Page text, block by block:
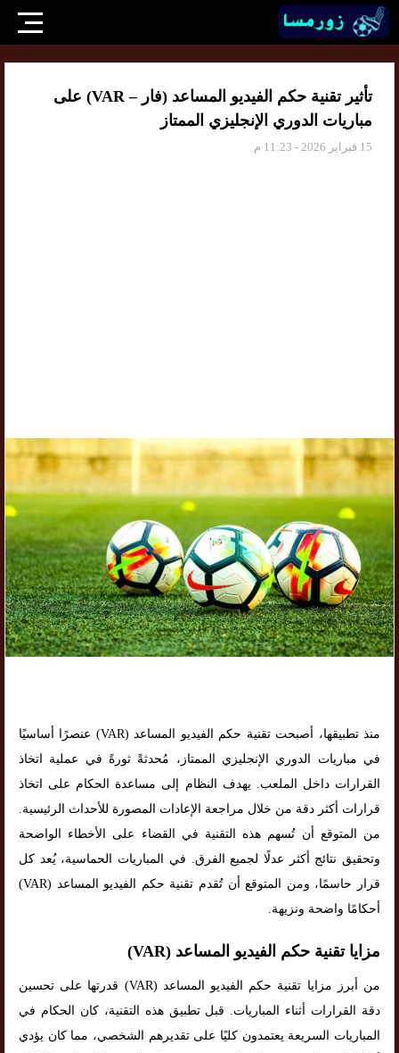
تأثير تقنية حكم الفيديو المساعد (فار – VAR) على
مباريات الدوري الإنجليزي الممتاز
15 فبراير 2026 - 11:23 م
منذ تطبيقها، أصبحت تقنية حكم الفيديو المساعد (VAR) عنصرًا أساسيًا
في مباريات الدوري الإنجليزي الممتاز، مُحدثةً ثورةً في عملية اتخاذ
القرارات داخل الملعب. يهدف النظام إلى مساعدة الحكام على اتخاذ
قرارات أكثر دقة من خلال مراجعة الإعادات المصورة للأحداث الرئيسية.
من المتوقع أن تُسهم هذه التقنية في القضاء على الأخطاء الواضحة
وتحقيق نتائج أكثر عدلًا لجميع الفرق. في المباريات الحماسية، يُعد كل
قرار حاسمًا، ومن المتوقع أن تُقدم تقنية حكم الفيديو المساعد (VAR)
أحكامًا واضحة ونزيهة.
مزايا تقنية حكم الفيديو المساعد (VAR)
من أبرز مزايا تقنية حكم الفيديو المساعد (VAR) قدرتها على تحسين
دقة القرارات أثناء المباريات. قبل تطبيق هذه التقنية، كان الحكام في
المباريات السريعة يعتمدون كليًا على تقديرهم الشخصي، مما كان يؤدي